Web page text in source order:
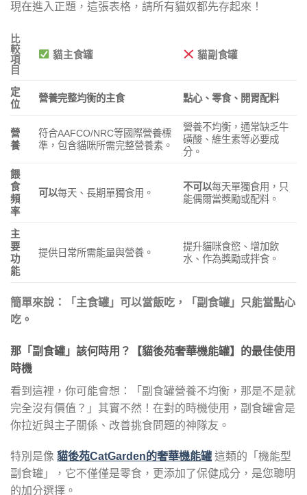
現在進入正題，這張表格，請所有貓奴都先存起來！
比
較
項
目
貓主食罐 貓副食罐
定
位
營養完整均衡的主食 點心、零食、開胃配料
營
養
符合AAFCO/NRC等國際營養標
準，包含貓咪所需完整營養素。
營養不均衡，通常缺乏牛
磺酸、維生素等必要成
分。
餵
食
頻
率
可以每天、長期單獨食用。
不可以每天單獨食用，只
能偶爾當獎勵或配料。
主
要
功
能
提供日常所需能量與營養。
提升貓咪食慾、增加飲
水、作為獎勵或拌食。
簡單來說：「主食罐」可以當飯吃，「副食罐」只能當點心
吃。
那「副食罐」該何時用？【貓後苑奢華機能罐】的最佳使用
時機
看到這裡，你可能會想：「副食罐營養不均衡，那是不是就
完全沒有價值？」其實不然！在對的時機使用，副食罐會是
你拉近與主子關係、改善挑食問題的神隊友。
特別是像 貓後苑CatGarden的奢華機能罐 這類的「機能型
副食罐」，它不僅僅是零食，更添加了保健成分，是您聰明
的加分選擇。